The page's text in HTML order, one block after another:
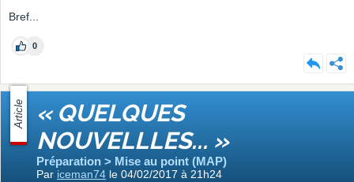
Bref...
0
Article « QUELQUES
NOUVELLLES... »
Préparation > Mise au point (MAP)
Par iceman74 le 04/02/2017 à 21h24